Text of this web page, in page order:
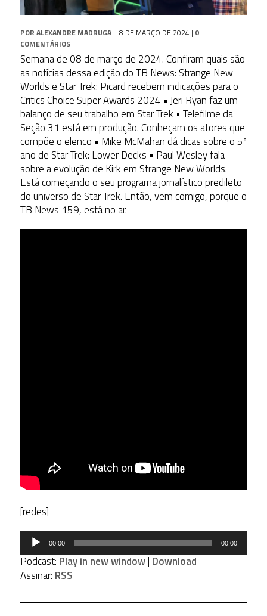
POR ALEXANDRE MADRUGA 8 DE MARÇO DE 2024 | 0
COMENTÁRIOS
Semana de 08 de março de 2024. Confiram quais são
as notícias dessa edição do TB News: Strange New
Worlds e Star Trek: Picard recebem indicações para o
Critics Choice Super Awards 2024 • Jeri Ryan faz um
balanço de seu trabalho em Star Trek • Telefilme da
Seção 31 está em produção. Conheçam os atores que
compõe o elenco • Mike McMahan dá dicas sobre o 5º
ano de Star Trek: Lower Decks • Paul Wesley fala
sobre a evolução de Kirk em Strange New Worlds.
Está começando o seu programa jornalístico predileto
do universo de Star Trek. Então, vem comigo, porque o
TB News 159, está no ar.
[redes]
Tocador
áudio
00:00 00:00
Podcast: Play in new window| Download
Assinar: RSS